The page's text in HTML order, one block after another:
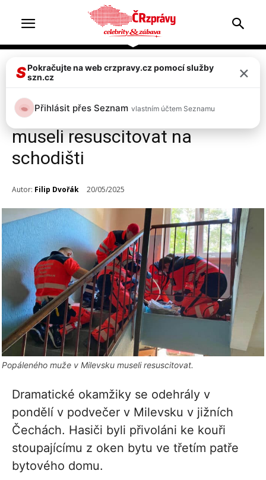
Zprávy
FOTO: Dramatický boj o život v
Milevsku! Muže po požáru
museli resuscitovat na
schodišti
Autor: Filip Dvořák 20/05/2025
Popáleného muže v Milevsku museli resuscitovat.
Dramatické okamžiky se odehrály v
pondělí v podvečer v Milevsku v jižních
Čechách. Hasiči byli přivoláni ke kouři
stoupajícímu z oken bytu ve třetím patře
bytového domu.
SPokračujte na web crzpravy.cz pomocí služby
szn.cz
×
Přihlásit přes Seznam vlastním účtem Seznamu